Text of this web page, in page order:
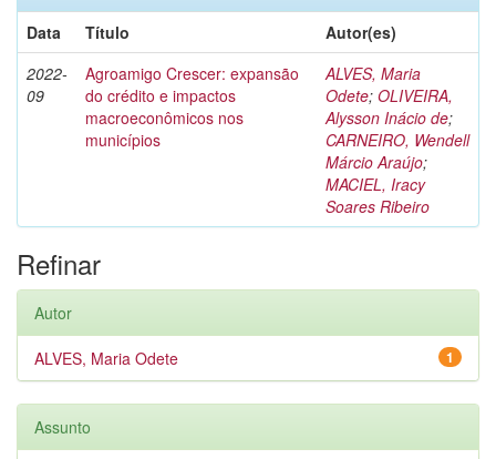
Data
Título
Autor(es)
2022-
09
Agroamigo Crescer: expansão
do crédito e impactos
macroeconômicos nos
municípios
ALVES, Maria
Odete; OLIVEIRA,
Alysson Inácio de;
CARNEIRO, Wendell
Márcio Araújo;
MACIEL, Iracy
Soares Ribeiro
Refinar
Autor
1
ALVES, Maria Odete
Assunto